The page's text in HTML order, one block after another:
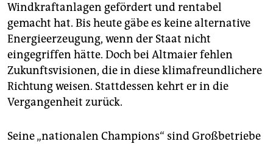
Windkraftanlagen gefördert und rentabel
gemacht hat. Bis heute gäbe es keine alternative
Energie­erzeugung, wenn der Staat nicht
eingegriffen hätte. Doch bei Altmaier fehlen
Zukunftsvisio­nen, die in diese klimafreundlichere
Richtung weisen. Stattdessen kehrt er in die
Vergangenheit zurück.
Seine „nationalen Champions“ sind Großbetriebe